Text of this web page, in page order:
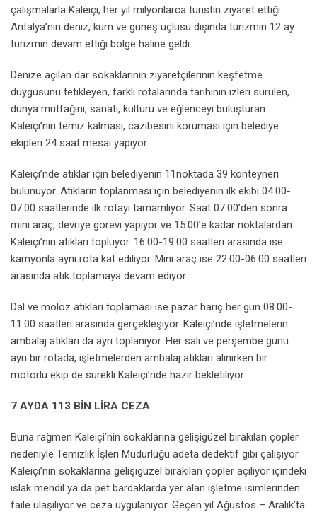
çalışmalarla Kaleiçi, her yıl milyonlarca turistin ziyaret ettiği
Antalya’nın deniz, kum ve güneş üçlüsü dışında turizmin 12 ay
turizmin devam ettiği bölge haline geldi.
Denize açılan dar sokaklarının ziyaretçilerinin keşfetme
duygusunu tetikleyen, farklı rotalarında tarihinin izleri sürülen,
dünya mutfağını, sanatı, kültürü ve eğlenceyi buluşturan
Kaleiçi’nin temiz kalması, cazibesini koruması için belediye
ekipleri 24 saat mesai yapıyor.
Kaleiçi’nde atıklar için belediyenin 11noktada 39 konteyneri
bulunuyor. Atıkların toplanması için belediyenin ilk ekibi 04.00-
07.00 saatlerinde ilk rotayı tamamlıyor. Saat 07.00’den sonra
mini araç, devriye görevi yapıyor ve 15.00’e kadar noktalardan
Kaleiçi’nin atıkları topluyor. 16.00-19.00 saatleri arasında ise
kamyonla aynı rota kat ediliyor. Mini araç ise 22.00-06.00 saatleri
arasında atık toplamaya devam ediyor.
Dal ve moloz atıkları toplaması ise pazar hariç her gün 08.00-
11.00 saatleri arasında gerçekleşiyor. Kaleiçi’nde işletmelerin
ambalaj atıkları da ayrı toplanıyor. Her salı ve perşembe günü
ayrı bir rotada, işletmelerden ambalaj atıkları alınırken bir
motorlu ekip de sürekli Kaleiçi’nde hazır bekletiliyor.
7 AYDA 113 BİN LİRA CEZA
Buna rağmen Kaleiçi’nin sokaklarına gelişigüzel bırakılan çöpler
nedeniyle Temizlik İşleri Müdürlüğü adeta dedektif gibi çalışıyor.
Kaleiçi’nin sokaklarına gelişigüzel bırakılan çöpler açılıyor içindeki
ıslak mendil ya da pet bardaklarda yer alan işletme isimlerinden
faile ulaşılıyor ve ceza uygulanıyor. Geçen yıl Ağustos – Aralık’ta